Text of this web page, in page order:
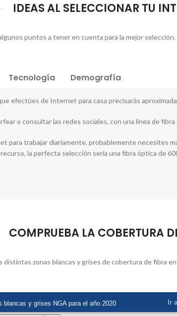
IDEAS AL SELECCIONAR TU
puntos a tener en cuenta para la mejor
Tecnología Demografía
efectúes de Internet para casa precisarás
o consultar las redes sociales, con una línea de
para trabajar diariamente, probablemente necesites
la perfecta selección sería una fibra óptica de
COMPRUEBA LA COBERTURA
zonas blancas y grises de cobertura de fibra